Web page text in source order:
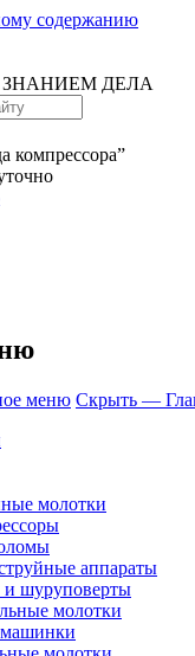
содержанию
ДЕЛА
компрессора”
меню Скрыть —
молотки
аппараты
и шуруповерты
молотки